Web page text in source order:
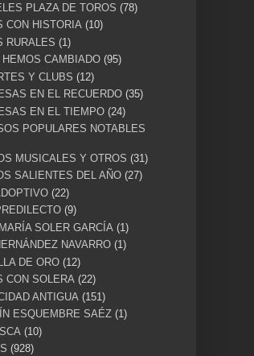
PLAZA DE TOROS (78)
CON HISTORIA (10)
RURALES (1)
HEMOS CAMBIADO (95)
Y CLUBS (12)
EN EL RECUERDO (35)
EN EL TIEMPO (24)
POPULARES NOTABLES
MUSICALES Y OTROS (31)
SALIENTES DEL AÑO (27)
(22)
(9)
SOLER GARCÍA (1)
NAVARRO (1)
DE ORO (12)
CON SOLERA (22)
ANTIGUA (151)
ESQUEMBRE SAÉZ (1)
(10)
(928)